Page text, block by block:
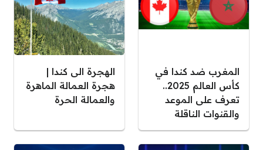
المغرب ضد كندا في
كأس العالم 2025..
تعرف على الموعد
والقنوات الناقلة
الهجرة الى كندا |
هجرة العمالة الماهرة
والعمالة الحرة